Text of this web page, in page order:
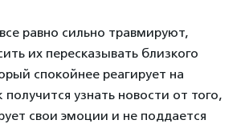
равно сильно травмируют,
их пересказывать близкого
спокойнее реагирует на
узнать новости от того,
свои эмоции и не поддается